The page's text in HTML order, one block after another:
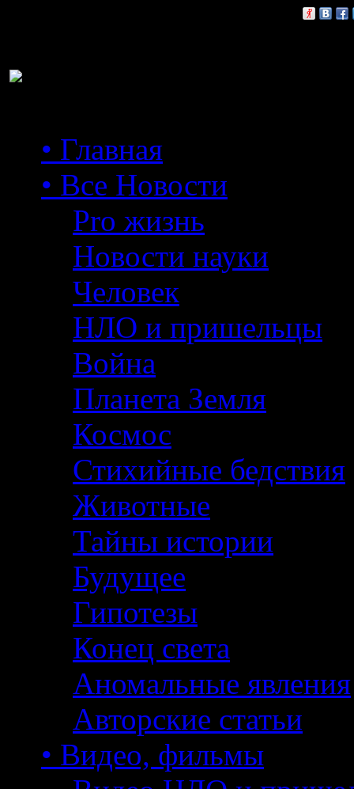
• Главная
• Все Новости
Pro жизнь
Новости науки
Человек
НЛО и пришельцы
Война
Планета Земля
Космос
Стихийные бедствия
Животные
Тайны истории
Будущее
Гипотезы
Конец света
Аномальные явления
Авторские статьи
• Видео, фильмы